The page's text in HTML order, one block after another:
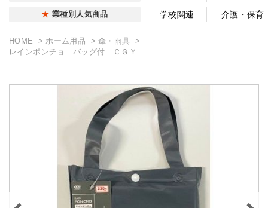
業種別人気商品 学校関連 介護・保育
HOME ホーム用品
傘・雨具
レインポンチョ バッグ付 ＣＧＹ